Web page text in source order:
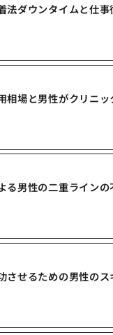
法ダウンタイムと仕
相場と男性がクリニ
る男性の二重ライン
させるための男性の